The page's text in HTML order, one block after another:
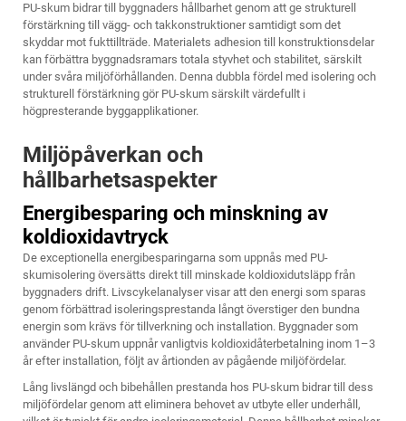
PU-skum bidrar till byggnaders hållbarhet genom att ge strukturell
förstärkning till vägg- och takkonstruktioner samtidigt som det
skyddar mot fukttillträde. Materialets adhesion till konstruktionsdelar
kan förbättra byggnadsramars totala styvhet och stabilitet, särskilt
under svåra miljöförhållanden. Denna dubbla fördel med isolering och
strukturell förstärkning gör PU-skum särskilt värdefullt i
högpresterande byggapplikationer.
Miljöpåverkan och
hållbarhetsaspekter
Energibesparing och minskning av
koldioxidavtryck
De exceptionella energibesparingarna som uppnås med PU-
skumisolering översätts direkt till minskade koldioxidutsläpp från
byggnaders drift. Livscykelanalyser visar att den energi som sparas
genom förbättrad isoleringsprestanda långt överstiger den bundna
energin som krävs för tillverkning och installation. Byggnader som
använder PU-skum uppnår vanligtvis koldioxidåterbetalning inom 1–3
år efter installation, följt av årtionden av pågående miljöfördelar.
Lång livslängd och bibehållen prestanda hos PU-skum bidrar till dess
miljöfördelar genom att eliminera behovet av utbyte eller underhåll,